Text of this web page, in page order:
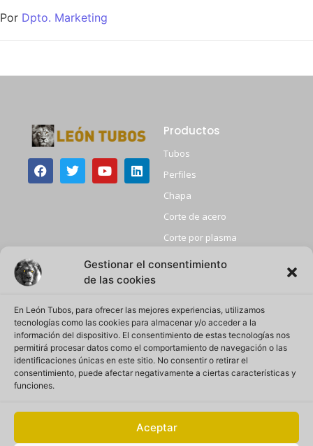
Gestionar el consentimiento
de las cookies
En León Tubos, para ofrecer las mejores experiencias, utilizamos
tecnologías como las cookies para almacenar y/o acceder a la
información del dispositivo. El consentimiento de estas tecnologías nos
permitirá procesar datos como el comportamiento de navegación o las
identificaciones únicas en este sitio. No consentir o retirar el
consentimiento, puede afectar negativamente a ciertas características y
funciones.
Aceptar
Por Dpto. Marketing
Productos
Tubos
Perfiles
Chapa
Corte de acero
Corte por plasma
Granallado
+ Info
Inicio
Sobre nosotros
Privacidad
Política de calidad
Política de cookies
Aviso Legal
Atención telefónica:
+34 918857012
Email:
leontubos@leontubos.com
Ubicación:
Calle Gran Vía 11, Camarma